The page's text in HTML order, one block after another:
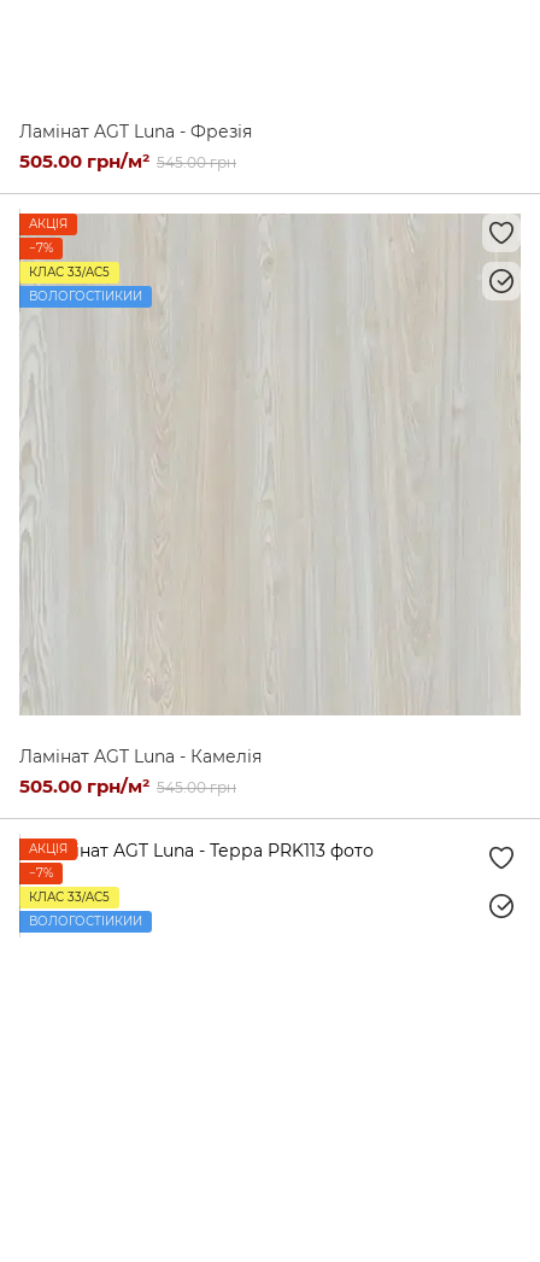
Ламінат AGT Luna - Фрезія
505.00 грн/м² 545.00 грн
АКЦІЯ
−7%
КЛАС 33/AC5
ВОЛОГОСТІЙКИЙ
Ламінат AGT Luna - Камелія
505.00 грн/м² 545.00 грн
АКЦІЯ
−7%
КЛАС 33/AC5
ВОЛОГОСТІЙКИЙ